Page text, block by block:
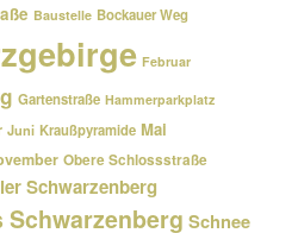
Baustelle Bockauer Weg
Februar
Gartenstraße Hammerparkplatz
Juni Kraußpyramide Mai
Obere Schlossstraße
Schwarzenberg
Schwarzenberg Schnee